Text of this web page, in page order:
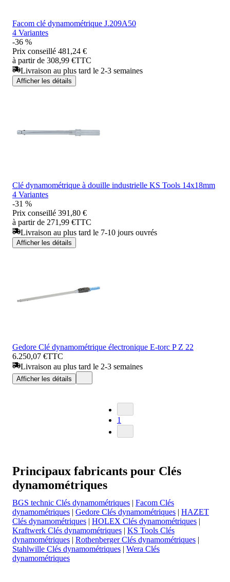
Facom clé dynamométrique J.209A50
4 Variantes
-36 %
Prix conseillé 481,24 €
à partir de 308,99 €TTC
Livraison au plus tard le 2-3 semaines
Afficher les détails
Clé dynamométrique à douille industrielle KS Tools 14x18mm
4 Variantes
-31 %
Prix conseillé 391,80 €
à partir de 271,99 €TTC
Livraison au plus tard le 7-10 jours ouvrés
Afficher les détails
Gedore Clé dynamométrique électronique E-torc P Z 22
6.250,07 €TTC
Livraison au plus tard le 2-3 semaines
Afficher les détails
1
Principaux fabricants pour Clés
dynamométriques
BGS technic Clés dynamométriques | Facom Clés
dynamométriques | Gedore Clés dynamométriques | HAZET
Clés dynamométriques | HOLEX Clés dynamométriques |
Kraftwerk Clés dynamométriques | KS Tools Clés
dynamométriques | Rothenberger Clés dynamométriques |
Stahlwille Clés dynamométriques | Wera Clés
dynamométriques